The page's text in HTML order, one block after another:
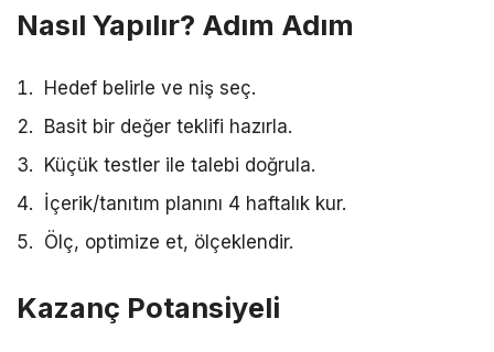
Nasıl Yapılır? Adım Adım
Hedef belirle ve niş seç.
Basit bir değer teklifi hazırla.
Küçük testler ile talebi doğrula.
İçerik/tanıtım planını 4 haftalık kur.
Ölç, optimize et, ölçeklendir.
Kazanç Potansiyeli